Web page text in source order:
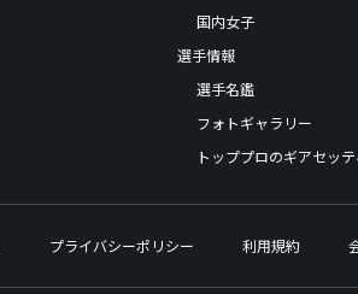
国内女子
選手情報
選手名鑑
フォトギャラリー
トッププロのギアセッ
プライバシーポリシー 利用規約